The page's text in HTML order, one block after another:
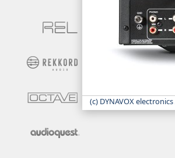
(c) DYNAVOX electronics